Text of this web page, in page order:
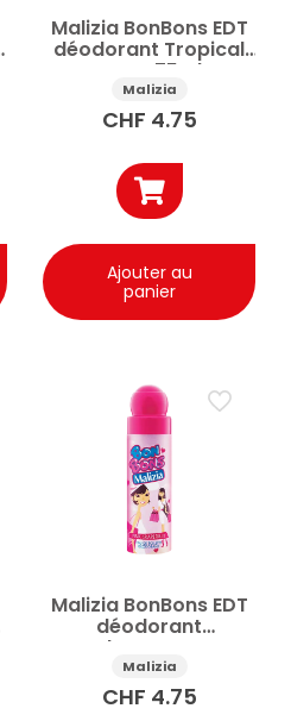
Malizia BonBons EDT
déodorant Tropical
Berry 75ml
Malizia
CHF 4.75
Ajouter au
panier
Malizia BonBons EDT
déodorant
Pamplemousse rose
75ml
Malizia
CHF 4.75